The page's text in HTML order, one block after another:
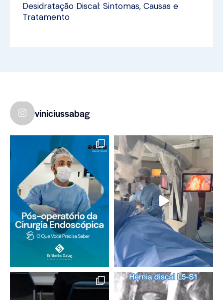
Desidratação Discal: Sintomas, Causas e
Tratamento
viniciussabag